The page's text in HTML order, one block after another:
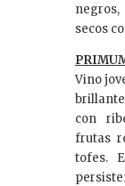
secos
Vino
con
frutas
tofes.